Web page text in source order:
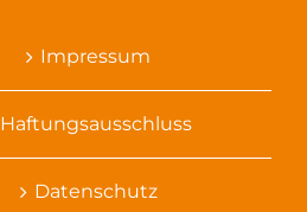
Impressum
Haftungsausschluss
Datenschutz